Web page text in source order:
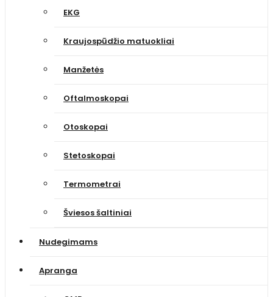
EKG
Kraujospūdžio matuokliai
Manžetės
Oftalmoskopai
Otoskopai
Stetoskopai
Termometrai
Šviesos šaltiniai
Nudegimams
Apranga